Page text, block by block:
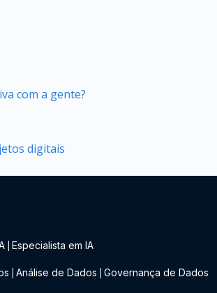
com a gente?
digitais
Especialista em IA
Análise de Dados Governança de Dados